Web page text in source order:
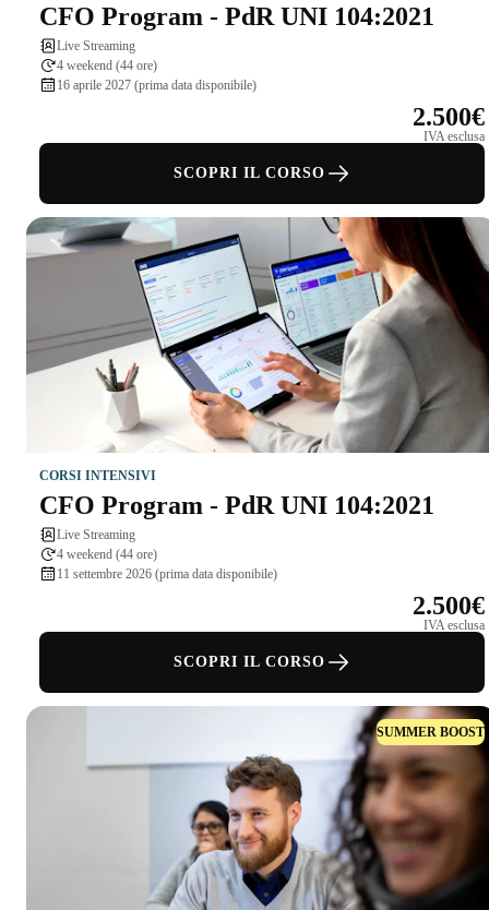
CFO Program - PdR UNI 104:2021
Live Streaming
4 weekend (44 ore)
16 aprile 2027 (prima data disponibile)
2.500€
IVA esclusa
SCOPRI IL CORSO
CORSI INTENSIVI
CFO Program - PdR UNI 104:2021
Live Streaming
4 weekend (44 ore)
11 settembre 2026 (prima data disponibile)
2.500€
IVA esclusa
SCOPRI IL CORSO
SUMMER BOOST